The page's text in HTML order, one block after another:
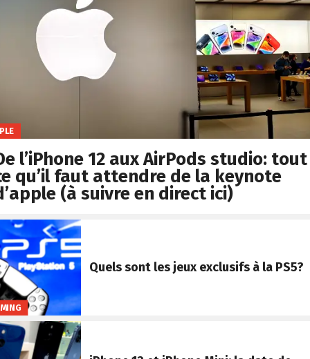
l’iPhone 12 aux AirPods studio: tout
qu’il faut attendre de la keynote
(à suivre en direct ici)
Quels sont les jeux exclusifs à la PS5?